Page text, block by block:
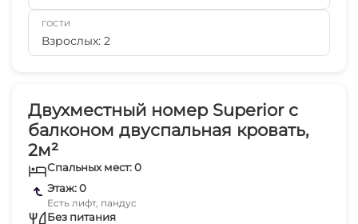
Двухместный номер Superior с
балконом двуспальная кровать,
2м²
Спальных мест: 0
Этаж: 0
Есть лифт, пандус
Без питания
ГОСТИ
Взрослых: 2